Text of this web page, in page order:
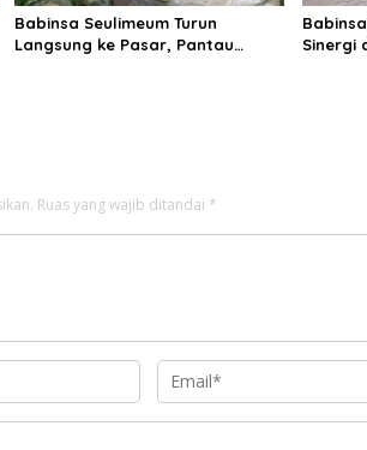
Babinsa Seulimeum Turun
Langsung ke Pasar, Pantau
Sinergi
Ruas yang wajib ditandai *